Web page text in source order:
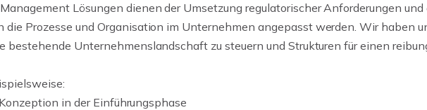
Lösungen dienen der Umsetzung regulatorischer Anforderungen
die Prozesse und Organisation im Unternehmen angepasst werden. Wir haben
bestehende Unternehmenslandschaft zu steuern und Strukturen für einen
in der Einführungsphase